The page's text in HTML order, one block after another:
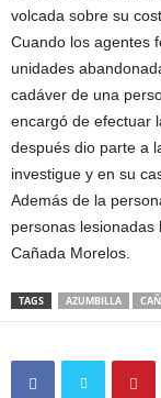
volcada sobre su
Cuando los agentes
unidades
cadáver de una
encargó de efectuar
después dio parte a
investigue y en su
Además de la
personas lesionadas
Cañada Morelos.
TAGS AZUMBILLA